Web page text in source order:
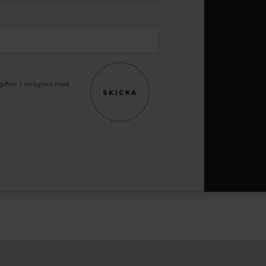
i enlighet med